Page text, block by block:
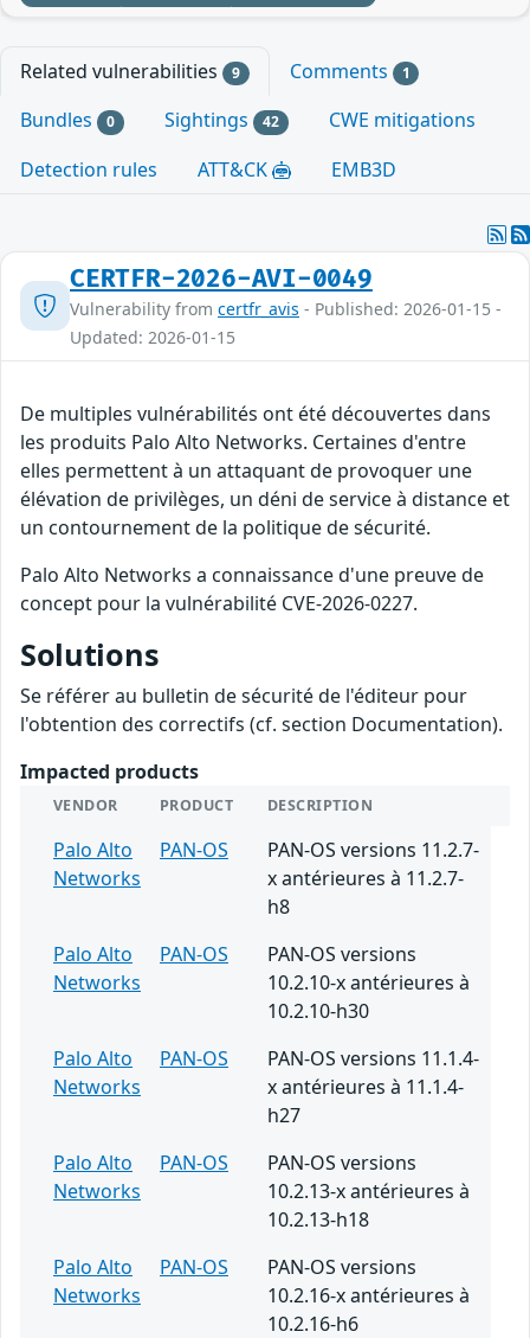
Related vulnerabilities 9 Comments 1
Bundles 0 Sightings 42
CWE mitigations
Detection rules
ATT&CK EMB3D
CERTFR-2026-AVI-0049
Vulnerability from certfr_avis - Published: 2026-01-15 -
Updated: 2026-01-15
De multiples vulnérabilités ont été découvertes dans
les produits Palo Alto Networks. Certaines d'entre
elles permettent à un attaquant de provoquer une
élévation de privilèges, un déni de service à distance et
un contournement de la politique de sécurité.
Palo Alto Networks a connaissance d'une preuve de
concept pour la vulnérabilité CVE-2026-0227.
Solutions
Se référer au bulletin de sécurité de l'éditeur pour
l'obtention des correctifs (cf. section Documentation).
Impacted products
VENDOR PRODUCT DESCRIPTION
Palo Alto
Networks
PAN-OS
PAN-OS versions 11.2.7-
x antérieures à 11.2.7-
h8
Palo Alto
Networks
PAN-OS
PAN-OS versions
10.2.10-x antérieures à
10.2.10-h30
Palo Alto
Networks
PAN-OS
PAN-OS versions 11.1.4-
x antérieures à 11.1.4-
h27
Palo Alto
Networks
PAN-OS
PAN-OS versions
10.2.13-x antérieures à
10.2.13-h18
Palo Alto
Networks
PAN-OS
PAN-OS versions
10.2.16-x antérieures à
10.2.16-h6